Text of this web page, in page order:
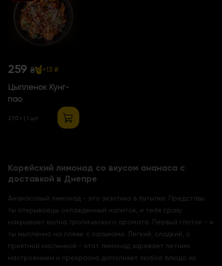
259 ₴ +13 ₴
Цыпленок Кунг-
пао
270 г | 1 шт
Корейский лимонад со вкусом ананаса с
доставкой в Днепре
Ананасовый лимонад - это экзотика в бутылке. Представь:
ты открываешь охлажденный напиток, и тебя сразу
накрывает волна тропического аромата. Первый глоток - и
ты мысленно на пляже с пальмами. Легкий, сладкий, с
приятной кислинкой - этот лимонад заряжает летним
настроением и прекрасно дополняет любое блюдо из